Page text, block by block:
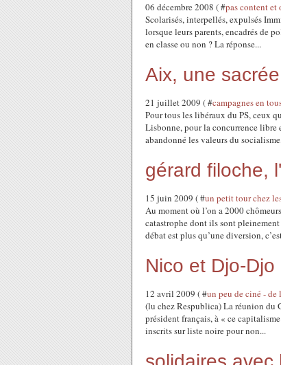
06 décembre 2008 ( #pas content et
Scolarisés, interpellés, expulsés
lorsque leurs parents, encadrés de
en classe ou non ? La réponse...
Aix, une
21 juillet 2009 ( #campagnes en
Pour tous les libéraux du PS, ceux
Lisbonne, pour la concurrence libre
abandonné les valeurs du
gérard filoche,
15 juin 2009 ( #un petit tour chez
Au moment où l’on a 2000
catastrophe dont ils sont
débat est plus qu’une diversion,
Nico et Djo-Djo
12 avril 2009 ( #un peu de ciné -
(lu chez Respublica) La réunion du
président français, à « ce
inscrits sur liste noire pour non...